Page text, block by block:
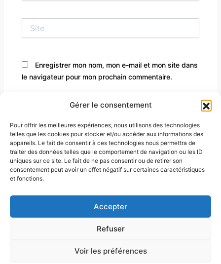
Gérer le consentement
Pour offrir les meilleures expériences, nous utilisons des technologies
telles que les cookies pour stocker et/ou accéder aux informations des
appareils. Le fait de consentir à ces technologies nous permettra de
traiter des données telles que le comportement de navigation ou les ID
uniques sur ce site. Le fait de ne pas consentir ou de retirer son
consentement peut avoir un effet négatif sur certaines caractéristiques
et fonctions.
Accepter
Refuser
Voir les préférences
Enregistrer mon nom, mon e-mail et mon site dans
le navigateur pour mon prochain commentaire.
Contact
Conditions générales de vente
Copyright © 2026